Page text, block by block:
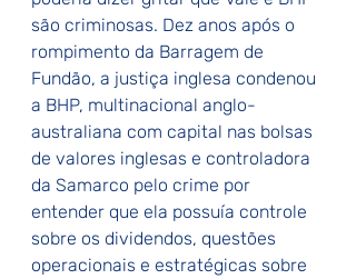
são criminosas. Dez anos após o
rompimento da Barragem de
Fundão, a justiça inglesa condenou
a BHP, multinacional anglo-
australiana com capital nas bolsas
de valores inglesas e controladora
da Samarco pelo crime por
entender que ela possuía controle
sobre os dividendos, questões
operacionais e estratégicas sobre